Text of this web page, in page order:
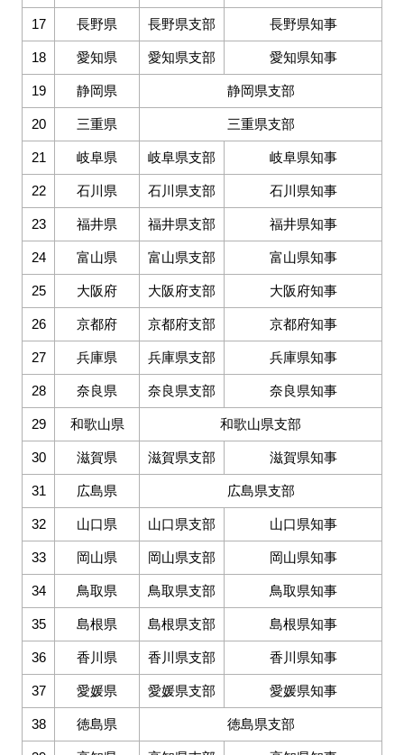
17 長野県 長野県支部 長野県知事
18 愛知県 愛知県支部 愛知県知事
19 静岡県 静岡県支部
20 三重県 三重県支部
21 岐阜県 岐阜県支部 岐阜県知事
22 石川県 石川県支部 石川県知事
23 福井県 福井県支部 福井県知事
24 富山県 富山県支部 富山県知事
25 大阪府 大阪府支部 大阪府知事
26 京都府 京都府支部 京都府知事
27 兵庫県 兵庫県支部 兵庫県知事
28 奈良県 奈良県支部 奈良県知事
29 和歌山県 和歌山県支部
30 滋賀県 滋賀県支部 滋賀県知事
31 広島県 広島県支部
32 山口県 山口県支部 山口県知事
33 岡山県 岡山県支部 岡山県知事
34 鳥取県 鳥取県支部 鳥取県知事
35 島根県 島根県支部 島根県知事
36 香川県 香川県支部 香川県知事
37 愛媛県 愛媛県支部 愛媛県知事
38 徳島県 徳島県支部